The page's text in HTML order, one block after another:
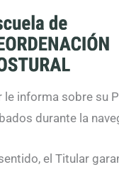
le informa sobre su
durante la
el Titular